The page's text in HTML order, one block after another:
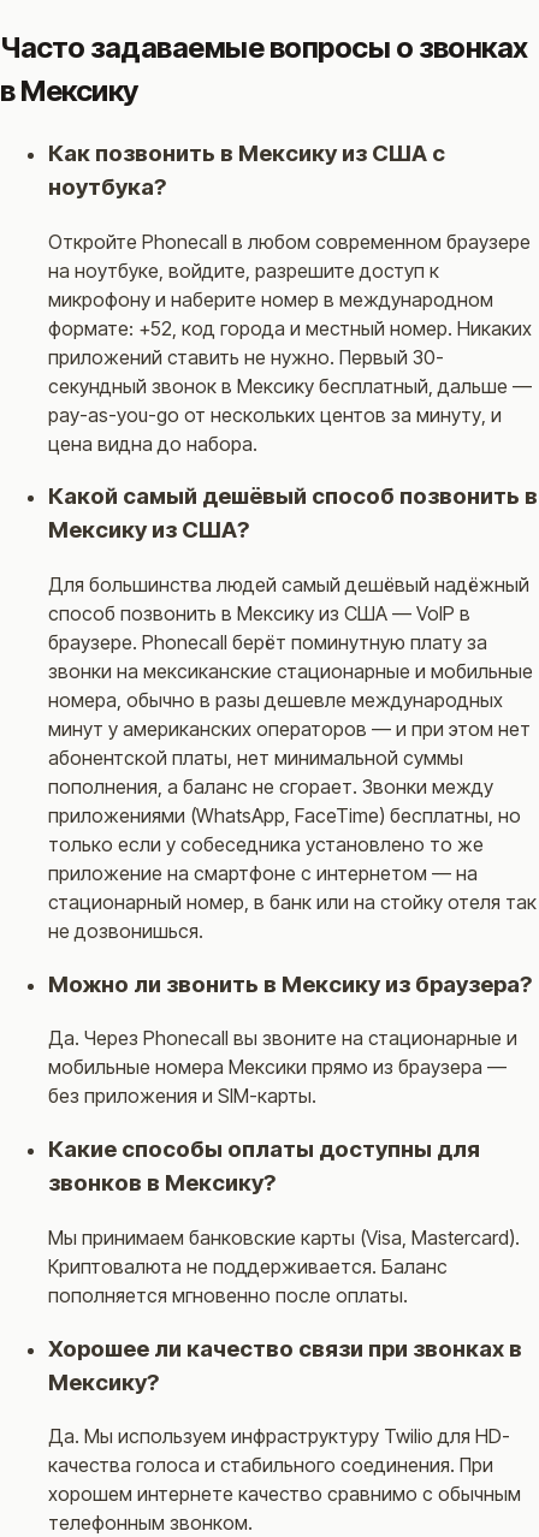
Часто задаваемые вопросы о звонках
в Мексику
Как позвонить в Мексику из США с
ноутбука?
Откройте Phonecall в любом современном браузере
на ноутбуке, войдите, разрешите доступ к
микрофону и наберите номер в международном
формате: +52, код города и местный номер. Никаких
приложений ставить не нужно. Первый 30-
секундный звонок в Мексику бесплатный, дальше —
pay-as-you-go от нескольких центов за минуту, и
цена видна до набора.
Какой самый дешёвый способ позвонить в
Мексику из США?
Для большинства людей самый дешёвый надёжный
способ позвонить в Мексику из США — VoIP в
браузере. Phonecall берёт поминутную плату за
звонки на мексиканские стационарные и мобильные
номера, обычно в разы дешевле международных
минут у американских операторов — и при этом нет
абонентской платы, нет минимальной суммы
пополнения, а баланс не сгорает. Звонки между
приложениями (WhatsApp, FaceTime) бесплатны, но
только если у собеседника установлено то же
приложение на смартфоне с интернетом — на
стационарный номер, в банк или на стойку отеля так
не дозвонишься.
Можно ли звонить в Мексику из браузера?
Да. Через Phonecall вы звоните на стационарные и
мобильные номера Мексики прямо из браузера —
без приложения и SIM-карты.
Какие способы оплаты доступны для
звонков в Мексику?
Мы принимаем банковские карты (Visa, Mastercard).
Криптовалюта не поддерживается. Баланс
пополняется мгновенно после оплаты.
Хорошее ли качество связи при звонках в
Мексику?
Да. Мы используем инфраструктуру Twilio для HD-
качества голоса и стабильного соединения. При
хорошем интернете качество сравнимо с обычным
телефонным звонком.